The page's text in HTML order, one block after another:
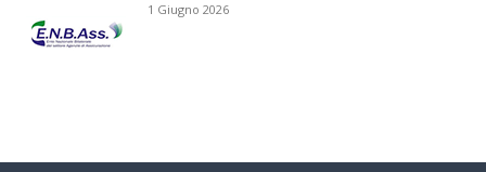
1 Giugno 2026